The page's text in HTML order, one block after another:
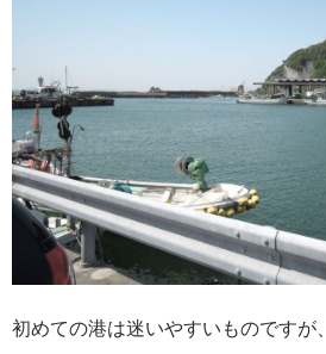
初めての港は迷いやすいものですが、